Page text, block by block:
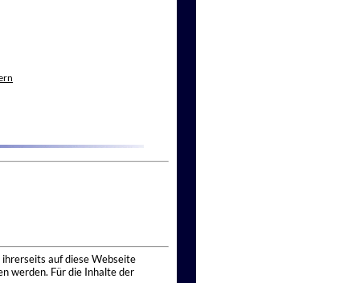
auf diese Webseite
werden. Für die Inhalte der